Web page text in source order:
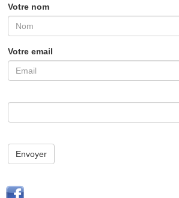
Votre nom
Votre email
Envoyer